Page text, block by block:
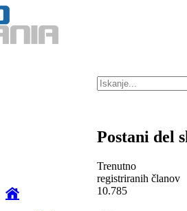
Postani del
Trenutno
registriranih članov
10.785